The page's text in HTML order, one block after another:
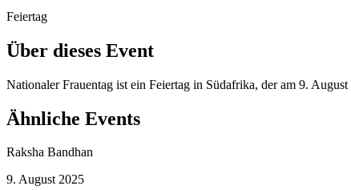
Feiertag
Über dieses Event
Nationaler Frauentag ist ein Feiertag in Südafrika, der am 9.
Ähnliche Events
Raksha Bandhan
9. August 2025